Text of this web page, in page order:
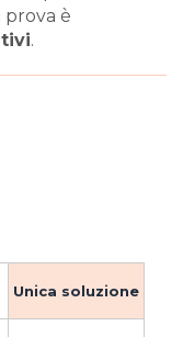
prova è
.
Unica soluzione